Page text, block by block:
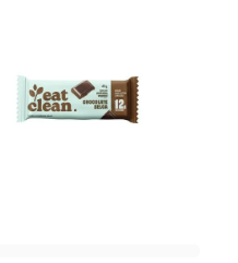
que você tenha
e mantenhase ativo